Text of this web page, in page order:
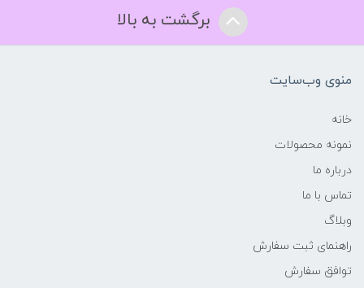
برگشت به بالا
منوی وب‌سایت
خانه
نمونه محصولات
درباره ما
تماس با ما
وبلاگ
راهنمای ثبت سفارش
توافق سفارش